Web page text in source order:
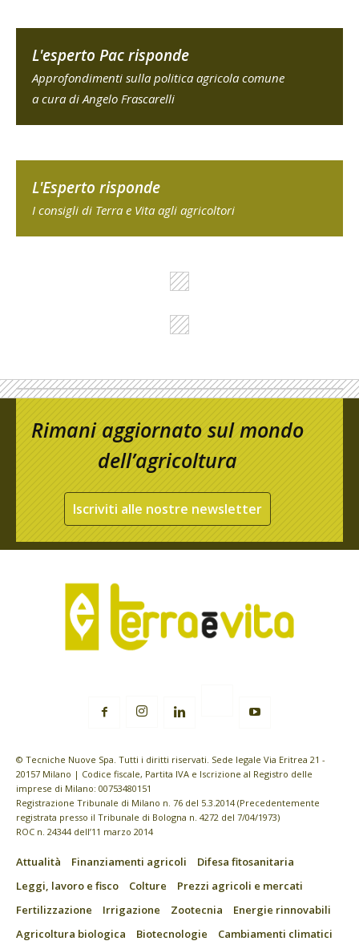
L'esperto Pac risponde
Approfondimenti sulla politica agricola comune
a cura di Angelo Frascarelli
L'Esperto risponde
I consigli di Terra e Vita agli agricoltori
Rimani aggiornato sul mondo
dell’agricoltura
Iscriviti alle nostre newsletter
© Tecniche Nuove Spa. Tutti i diritti riservati. Sede legale Via Eritrea 21 -
20157 Milano | Codice fiscale, Partita IVA e Iscrizione al Registro delle
imprese di Milano: 00753480151
Registrazione Tribunale di Milano n. 76 del 5.3.2014 (Precedentemente
registrata presso il Tribunale di Bologna n. 4272 del 7/04/1973)
ROC n. 24344 dell’11 marzo 2014
Attualità Finanziamenti agricoli
Difesa fitosanitaria
Leggi, lavoro e fisco
Colture
Prezzi agricoli e mercati
Fertilizzazione
Irrigazione Zootecnia
Energie rinnovabili
Agricoltura biologica
Biotecnologie
Cambiamenti climatici